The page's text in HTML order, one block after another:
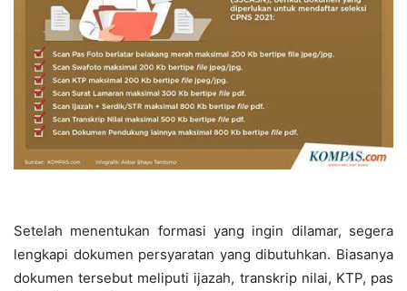
Setelah menentukan formasi yang ingin dilamar, segera
lengkapi dokumen persyaratan yang dibutuhkan. Biasanya
dokumen tersebut meliputi ijazah, transkrip nilai, KTP, pas